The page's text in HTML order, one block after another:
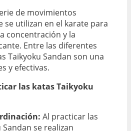
de movimientos
se utilizan en el karate para
concentración y la
Entre las diferentes
Taikyoku Sandan son una
y efectivas.
las katas Taikyoku
Al practicar las
Sandan se realizan